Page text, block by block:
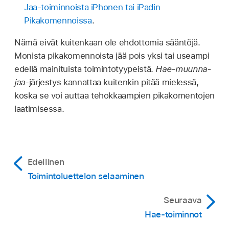
Jaa-toiminnoista iPhonen tai iPadin
Pikakomennoissa.
Nämä eivät kuitenkaan ole ehdottomia sääntöjä.
Monista pikakomennoista jää pois yksi tai useampi
edellä mainituista toimintotyypeistä. Hae-muunna-
jaa-järjestys kannattaa kuitenkin pitää mielessä,
koska se voi auttaa tehokkaampien pikakomentojen
laatimisessa.
Edellinen
Toimintoluettelon selaaminen
Seuraava
Hae-toiminnot